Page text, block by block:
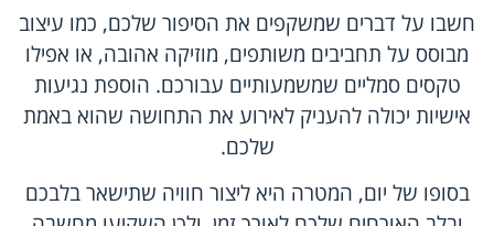
חשבו על דברים שמשקפים את הסיפור שלכם, כמו עיצוב
מבוסס על תחביבים משותפים, מוזיקה אהובה, או אפילו
טקסים סמליים שמשמעותיים עבורכם. הוספת נגיעות
אישיות יכולה להעניק לאירוע את התחושה שהוא באמת
שלכם.
בסופו של יום, המטרה היא ליצור חוויה שתישאר בלבכם